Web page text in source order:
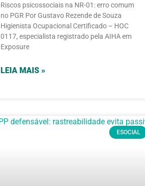
Riscos psicossociais na NR-01: erro comum
no PGR Por Gustavo Rezende de Souza
Higienista Ocupacional Certificado – HOC
0117, especialista registrado pela AIHA em
Exposure
LEIA MAIS »
ESOCIAL